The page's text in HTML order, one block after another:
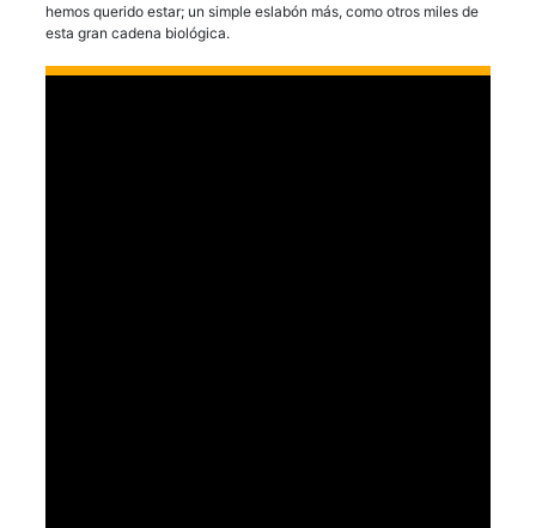
hemos querido estar; un simple eslabón más, como otros miles de
esta gran cadena biológica.